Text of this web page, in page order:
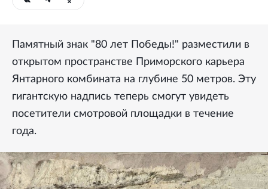
Памятный знак "80 лет Победы!" разместили в
открытом пространстве Приморского карьера
Янтарного комбината на глубине 50 метров. Эту
гигантскую надпись теперь смогут увидеть
посетители смотровой площадки в течение
года.